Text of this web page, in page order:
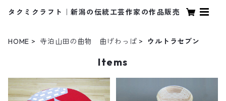
タクミクラフト｜新潟の伝統工芸作家の作品販売
HOME 寺泊山田の曲物 曲げわっぱ ウルトラセブン
Items